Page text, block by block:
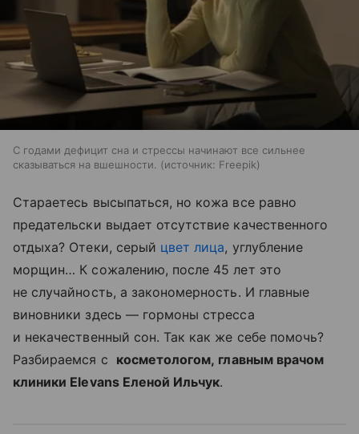
С годами дефицит сна и стрессы начинают все сильнее
сказываться на вшешности.
источник: Freepik
Стараетесь высыпаться, но кожа все равно
предательски выдает отсутствие качественного
отдыха? Отеки, серый цвет лица, углубление
морщин… К сожалению, после 45 лет это
не случайность, а закономерность. И главные
виновники здесь — гормоны стресса
и некачественный сон. Так как же себе помочь?
Разбираемся с косметологом, главным врачом
клиники Elevans Еленой Ильчук.